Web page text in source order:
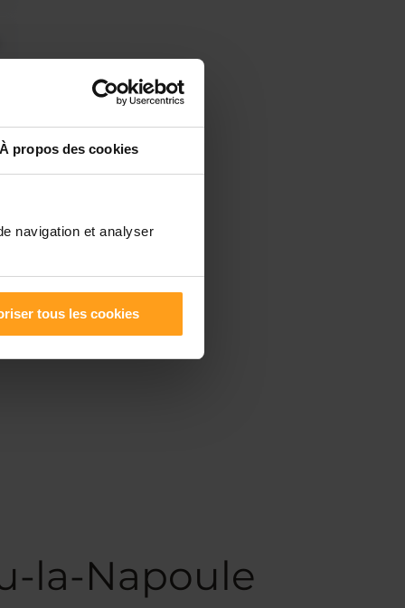
À propos des cookies
navigation et analyser
tous les cookies
la-Napoule